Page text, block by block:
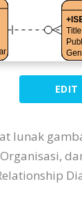
EDIT
lunak